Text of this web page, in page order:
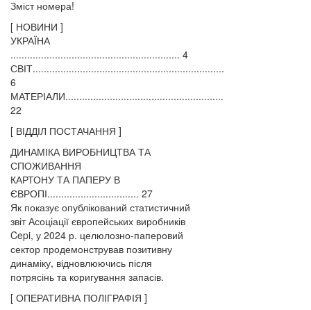
Зміст номера!
[ НОВИНИ ]
УКРАЇНА
............................................................. 4
СВІТ.....................................................................
6
МАТЕРІАЛИ.........................................................
22
[ ВІДДІЛ ПОСТАЧАННЯ ]
ДИНАМІКА ВИРОБНИЦТВА ТА
СПОЖИВАННЯ
КАРТОНУ ТА ПАПЕРУ В
ЄВРОПІ................................. 27
Як показує опублікований статистичний
звіт Асоціації європейських виробників
Cepi, у 2024 р. целюлозно-паперовий
сектор продемонстрував позитивну
динаміку, відновлюючись після
потрясінь та коригування запасів.
[ ОПЕРАТИВНА ПОЛІГРАФІЯ ]